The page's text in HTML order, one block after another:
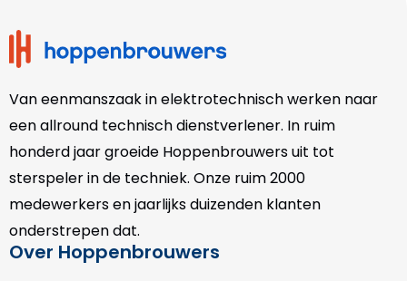
Van eenmanszaak in elektrotechnisch werken naar
een allround technisch dienstverlener. In ruim
honderd jaar groeide Hoppenbrouwers uit tot
sterspeler in de techniek. Onze ruim 2000
medewerkers en jaarlijks duizenden klanten
onderstrepen dat.
Over Hoppenbrouwers